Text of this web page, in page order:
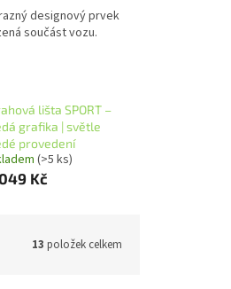
designový prvek
součást vozu.
lišta SPORT –
grafika | světle
provedení
(>5 ks)
Kč
13 položek celkem